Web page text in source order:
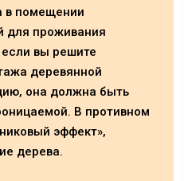
в помещении
для проживания
вы решите
деревянной
она должна быть
В противном
эффект»,
дерева.